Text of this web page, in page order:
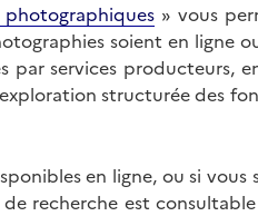
» vous
soient en ligne
par services producteurs,
structurée des
en ligne, ou si
de recherche est consultable